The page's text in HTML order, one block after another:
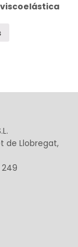
de Llobregat,
249